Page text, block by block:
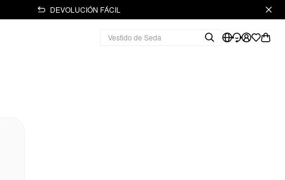
DEVOLUCIÓN FÁCIL